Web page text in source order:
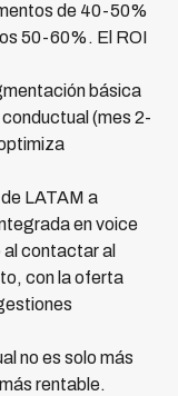
de 40-50%
50-60%. El ROI
básica
(mes 2-
LATAM a
en voice
contactar al
con la oferta
no es solo más
rentable.